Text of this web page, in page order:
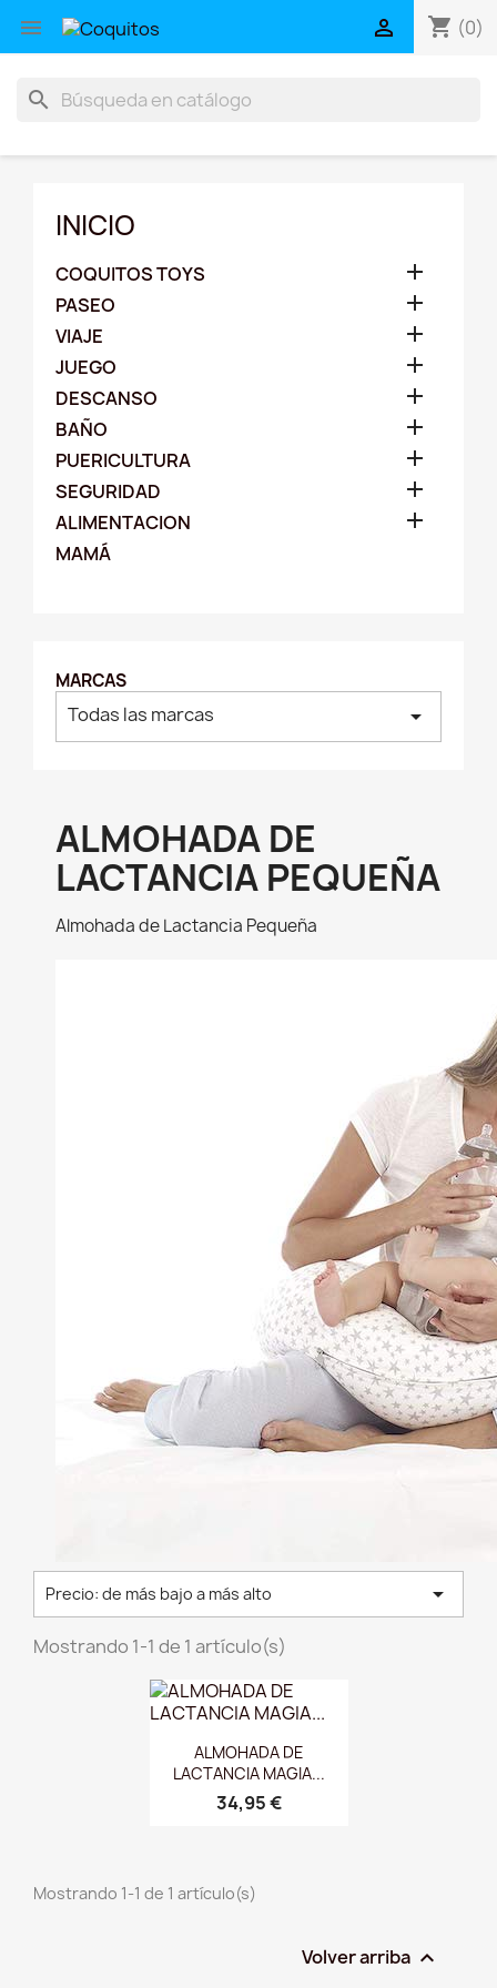
 shopping_cart (0)

search
INICIO
COQUITOS TOYS 
PASEO 
VIAJE 
JUEGO 
DESCANSO 
BAÑO 
PUERICULTURA 
SEGURIDAD 
ALIMENTACION 
MAMÁ
MARCAS
Todas las marcas arrow_drop_down
ALMOHADA DE
LACTANCIA PEQUEÑA
Almohada de Lactancia Pequeña
Precio: de más bajo a más alto 
Mostrando 1-1 de 1 artículo(s)
 Vista rápida
ALMOHADA DE
LACTANCIA MAGIA...
34,95 €
Mostrando 1-1 de 1 artículo(s)
Volver arriba 